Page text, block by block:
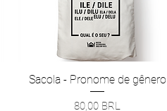
Vista rápida
Sacola - Pronome de gênero
Precio
80,00 BRL